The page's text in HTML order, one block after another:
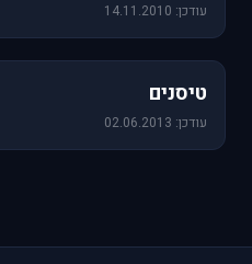
עודכן: 14.11.2010
טיסנים
עודכן: 02.06.2013